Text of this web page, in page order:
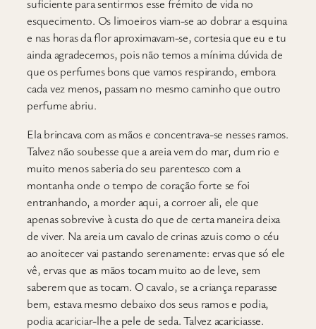
suficiente para sentirmos esse frémito de vida no
esquecimento. Os limoeiros viam-se ao dobrar a esquina
e nas horas da flor aproximavam-se, cortesia que eu e tu
ainda agradecemos, pois não temos a mínima dúvida de
que os perfumes bons que vamos respirando, embora
cada vez menos, passam no mesmo caminho que outro
perfume abriu.
Ela brincava com as mãos e concentrava-se nesses ramos.
Talvez não soubesse que a areia vem do mar, dum rio e
muito menos saberia do seu parentesco com a
montanha onde o tempo de coração forte se foi
entranhando, a morder aqui, a corroer ali, ele que
apenas sobrevive à custa do que de certa maneira deixa
de viver. Na areia um cavalo de crinas azuis como o céu
ao anoitecer vai pastando serenamente: ervas que só ele
vê, ervas que as mãos tocam muito ao de leve, sem
saberem que as tocam. O cavalo, se a criança reparasse
bem, estava mesmo debaixo dos seus ramos e podia,
podia acariciar-lhe a pele de seda. Talvez acariciasse.